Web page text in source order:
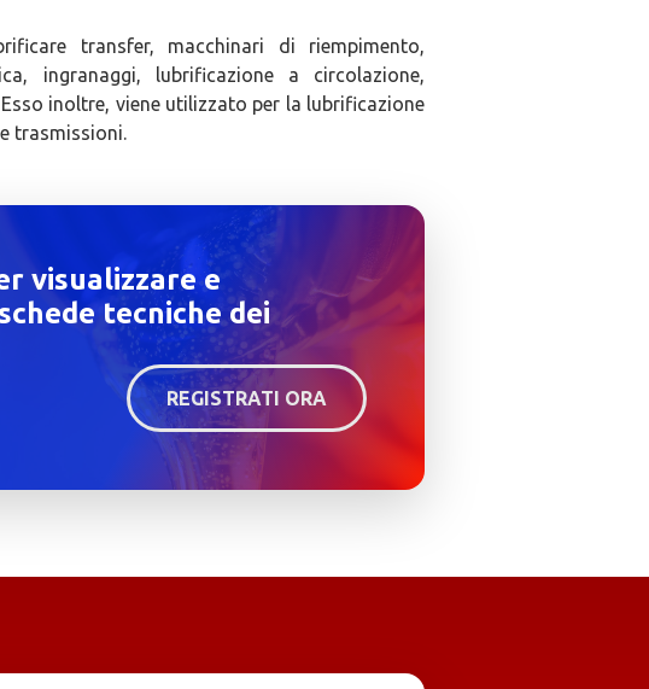
transfer, macchinari di riempimento,
ingranaggi, lubrificazione a circolazione,
inoltre, viene utilizzato per la lubrificazione
trasmissioni.
visualizzare e
tecniche dei
REGISTRATI ORA